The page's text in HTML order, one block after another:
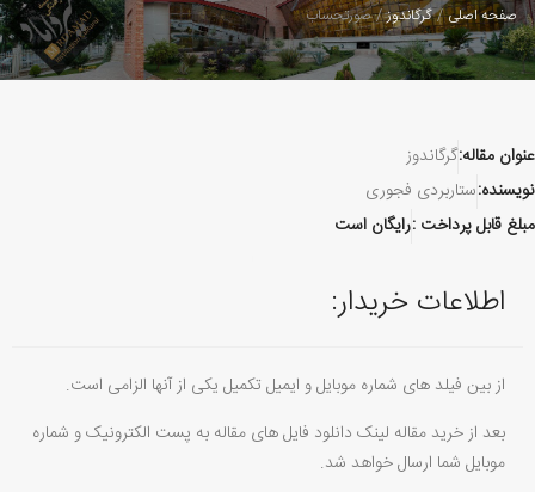
صفحه اصلی گرگاندوز صورتحساب
عنوان مقاله:گرگاندوز
نویسنده:ستاربردی فجوری
مبلغ قابل پرداخت :رایگان است
اطلاعات خریدار:
از بین فیلد های شماره موبایل و ایمیل تکمیل یکی از آنها الزامی است.
بعد از خرید مقاله لینک دانلود فایل های مقاله به پست الکترونیک و شماره
موبایل شما ارسال خواهد شد.